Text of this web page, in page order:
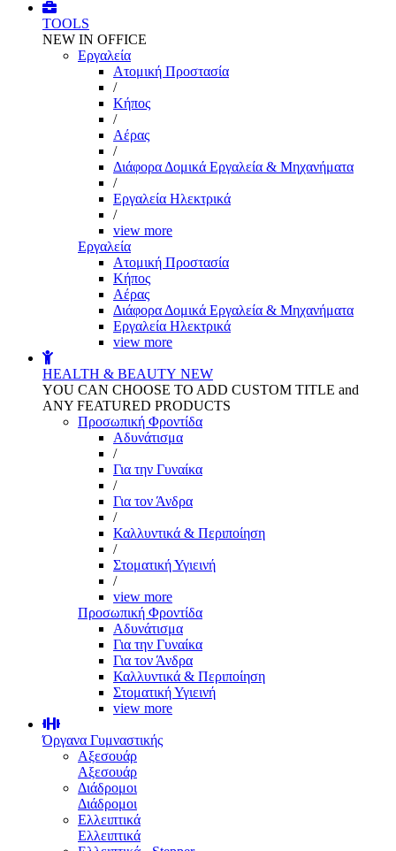
TOOLS
NEW IN OFFICE
Εργαλεία
Aτομική Προστασία
/
Kήπος
/
Αέρας
/
Διάφορα Δομικά Εργαλεία & Μηχανήματα
/
Εργαλεία Ηλεκτρικά
/
view more
Εργαλεία
Aτομική Προστασία
Kήπος
Αέρας
Διάφορα Δομικά Εργαλεία & Μηχανήματα
Εργαλεία Ηλεκτρικά
view more
HEALTH & BEAUTY NEW
YOU CAN CHOOSE TO ADD CUSTOM TITLE and
ANY FEATURED PRODUCTS
Προσωπική Φροντίδα
Αδυνάτισμα
/
Για την Γυναίκα
/
Για τον Άνδρα
/
Καλλυντικά & Περιποίηση
/
Στοματική Υγιεινή
/
view more
Προσωπική Φροντίδα
Αδυνάτισμα
Για την Γυναίκα
Για τον Άνδρα
Καλλυντικά & Περιποίηση
Στοματική Υγιεινή
view more
Όργανα Γυμναστικής
Αξεσουάρ
Αξεσουάρ
Διάδρομοι
Διάδρομοι
Ελλειπτικά
Ελλειπτικά